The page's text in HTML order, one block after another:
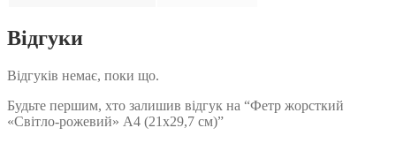
Відгуки
Відгуків немає, поки що.
Будьте першим, хто залишив відгук на “Фетр жорсткий
«Світло-рожевий» А4 (21х29,7 см)”